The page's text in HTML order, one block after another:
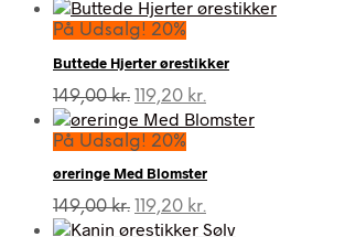
oprindelige
pris
149,00 kr..
aktuelle
119,20 kr..
På Udsalg! 20%
Buttede Hjerter ørestikker
149,00kr. Den
oprindelige
pris
149,00 kr..
119,20 kr.
aktuelle
119,20 kr..
På Udsalg! 20%
øreringe Med Blomster
149,00kr. Den
oprindelige
119,20 kr.
aktuelle